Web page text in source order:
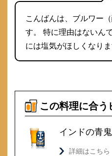
こんばんは、ブルワー
す。 特に理由はないん
には塩気がほしくなりま
この料理に合う
インドの青鬼
詳細はこちら